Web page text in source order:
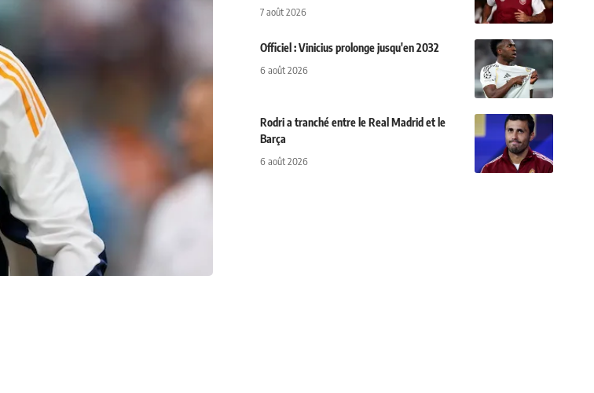
7 août 2026
Officiel : Vinicius prolonge jusqu'en 2032
6 août 2026
Rodri a tranché entre le Real Madrid et le
Barça
6 août 2026